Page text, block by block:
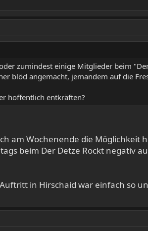
zumindest einige Mitglieder beim
blöd angemacht, jemandem auf die
hoffentlich entkräften?
am Wochenende die Möglichkeit
beim Der Detze Rockt negativ
in Hirschaid war einfach so